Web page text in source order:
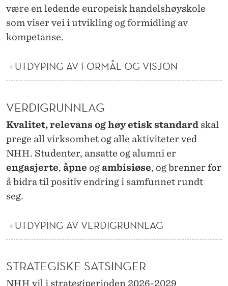
være en ledende europeisk handelshøyskole
som viser vei i utvikling og formidling av
kompetanse.
UTDYPING AV FORMÅL OG VISJON
VERDIGRUNNLAG
Kvalitet, relevans og høy etisk standard skal
prege all virksomhet og alle aktiviteter ved
NHH. Studenter, ansatte og alumni er
engasjerte, åpne og ambisiøse, og brenner for
å bidra til positiv endring i samfunnet rundt
seg.
UTDYPING AV VERDIGRUNNLAG
STRATEGISKE SATSINGER
NHH vil i strategiperioden 2026-2029